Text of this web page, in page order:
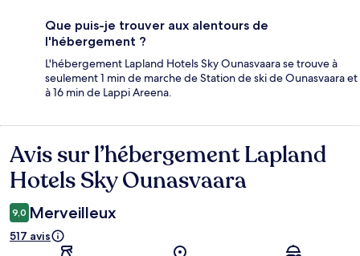
Que puis-je trouver aux alentours de
l'hébergement ?
L'hébergement Lapland Hotels Sky Ounasvaara se trouve à
seulement 1 min de marche de Station de ski de Ounasvaara et
à 16 min de Lappi Areena.
Avis
Avis sur l’hébergement Lapland
Hotels Sky Ounasvaara
9,0 Merveilleux
517 avis